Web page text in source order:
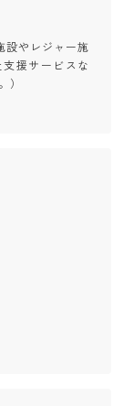
設やレジャー施
援サービスな
）